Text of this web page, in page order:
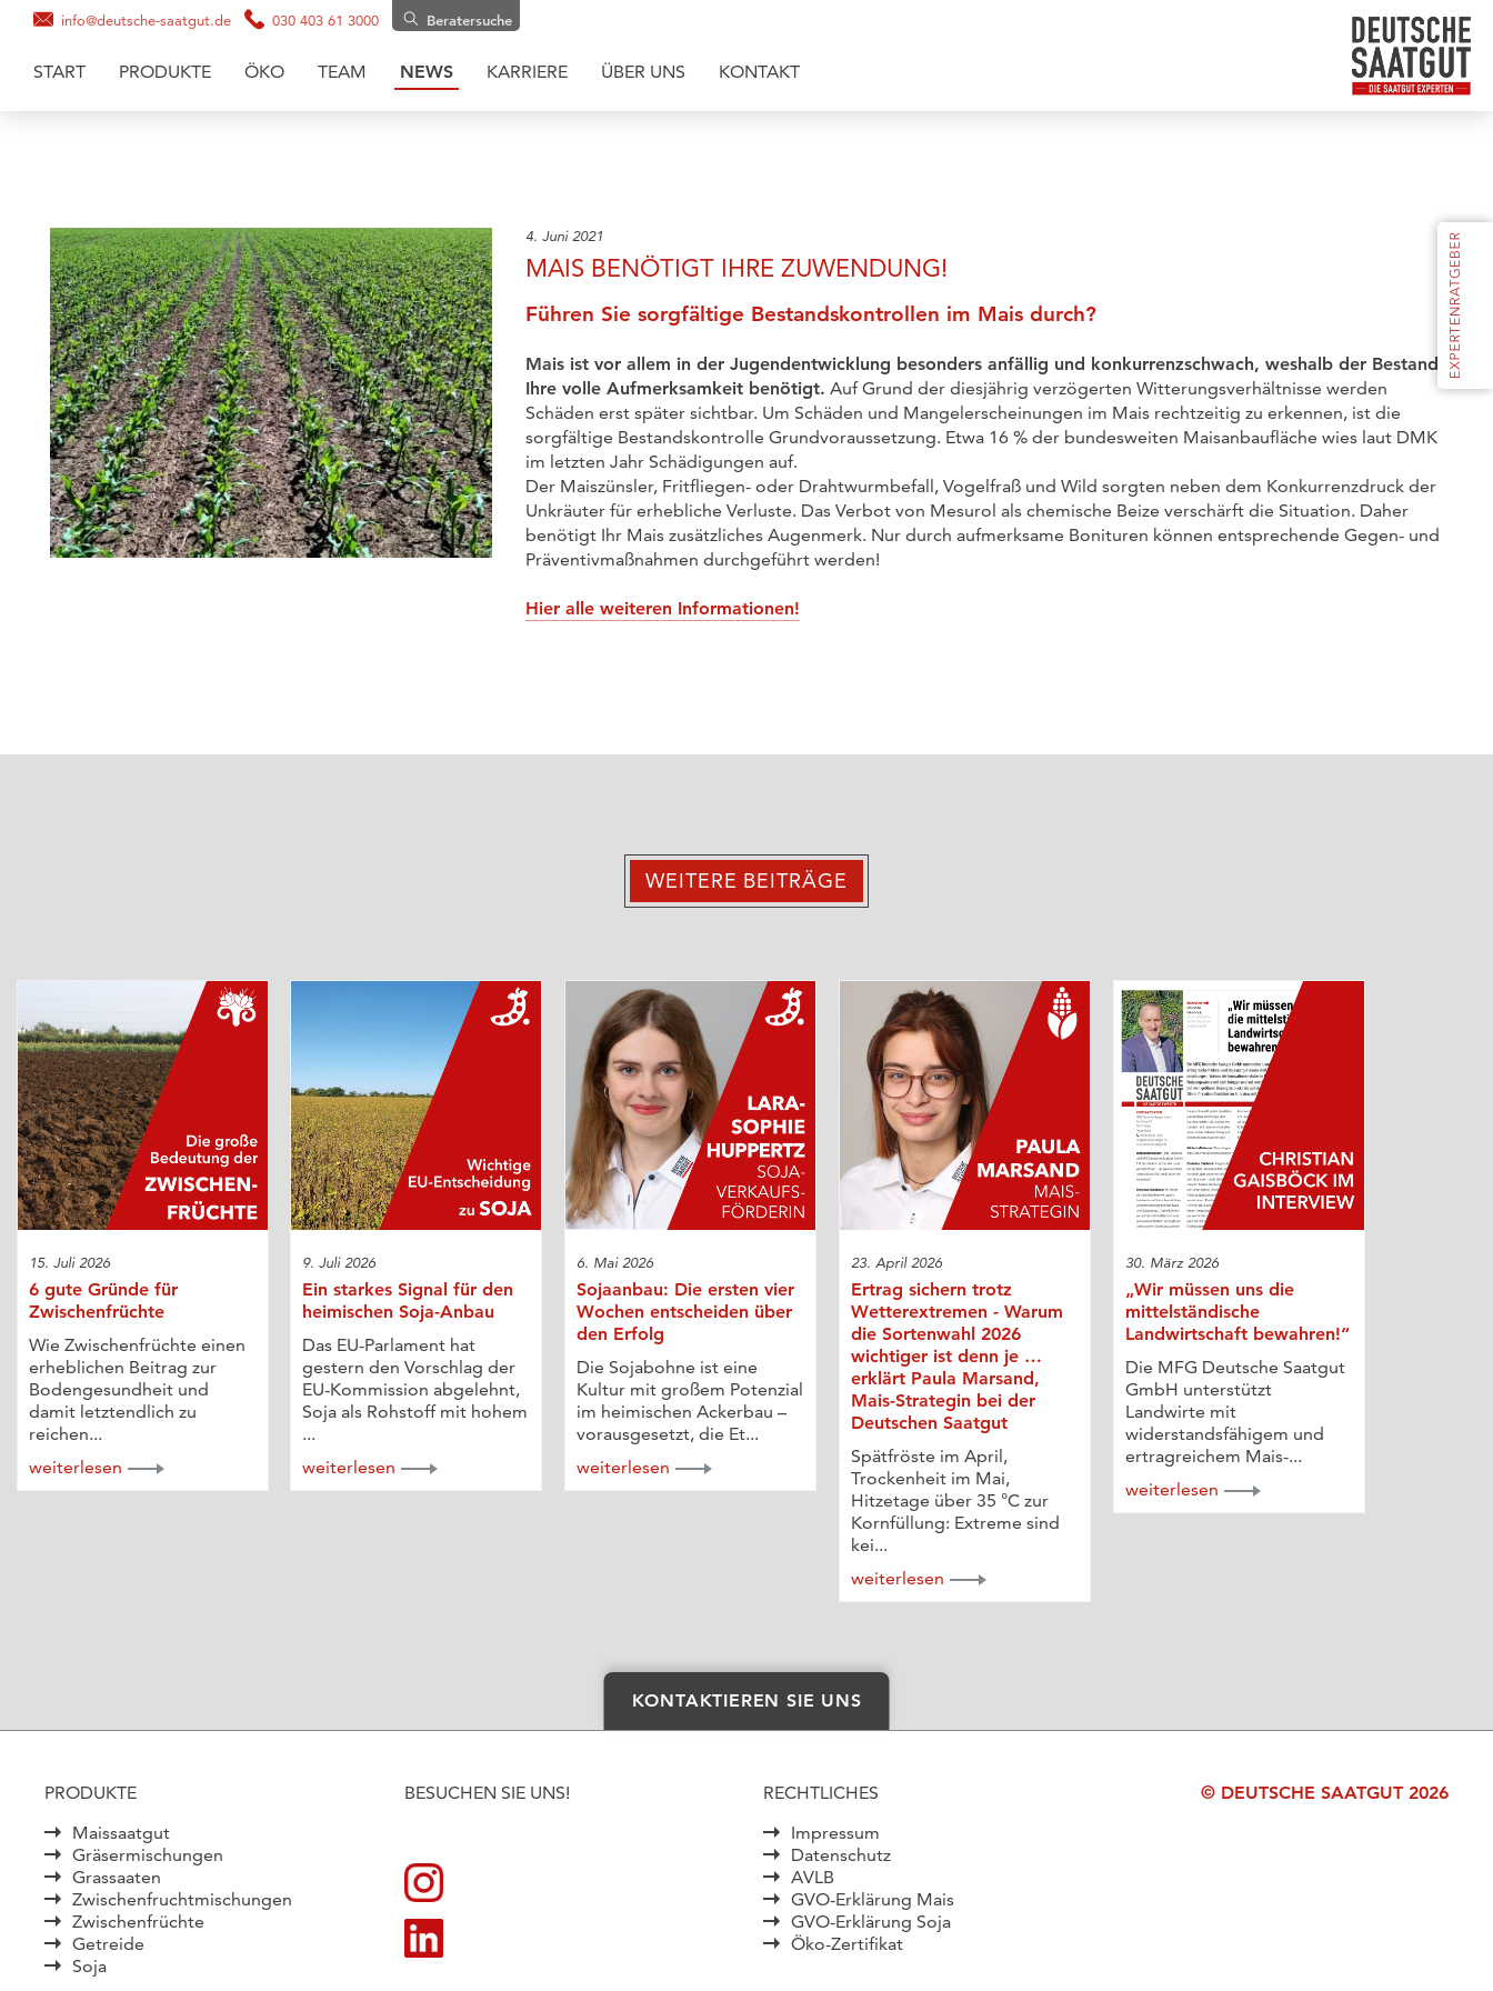
info@deutsche-saatgut.de 030 403 61 3000 Beratersuche
START PRODUKTE
Zwischenfrüchte
Getreide
Gräsermischungen
Grassaaten
Sonnenblumen
ÖKO TEAM NEWS KARRIERE ÜBER UNS KONTAKT
4. Juni 2021
MAIS BENÖTIGT IHRE ZUWENDUNG!
Führen Sie sorgfältige Bestandskontrollen im Mais durch?
Mais ist vor allem in der Jugendentwicklung besonders anfällig und konkurrenzschwach, weshalb der Bestand
Ihre volle Aufmerksamkeit benötigt. Auf Grund der diesjährig verzögerten Witterungsverhältnisse werden
Schäden erst später sichtbar. Um Schäden und Mangelerscheinungen im Mais rechtzeitig zu erkennen, ist die
sorgfältige Bestandskontrolle Grundvoraussetzung. Etwa 16 % der bundesweiten Maisanbaufläche wies laut DMK
im letzten Jahr Schädigungen auf.
Der Maiszünsler, Fritfliegen- oder Drahtwurmbefall, Vogelfraß und Wild sorgten neben dem Konkurrenzdruck der
Unkräuter für erhebliche Verluste. Das Verbot von Mesurol als chemische Beize verschärft die Situation. Daher
benötigt Ihr Mais zusätzliches Augenmerk. Nur durch aufmerksame Bonituren können entsprechende Gegen- und
Präventivmaßnahmen durchgeführt werden!
Hier alle weiteren Informationen!
WEITERE BEITRÄGE
15. Juli 2026
6 gute Gründe für
Zwischenfrüchte
Wie Zwischenfrüchte einen
erheblichen Beitrag zur
Bodengesundheit und
damit letztendlich zu
reichen...
weiterlesen
9. Juli 2026
Ein starkes Signal für den
heimischen Soja-Anbau
Das EU-Parlament hat
gestern den Vorschlag der
EU-Kommission abgelehnt,
Soja als Rohstoff mit hohem
...
weiterlesen
6. Mai 2026
Sojaanbau: Die ersten vier
Wochen entscheiden über
den Erfolg
Die Sojabohne ist eine
Kultur mit großem Potenzial
im heimischen Ackerbau –
vorausgesetzt, die Et...
weiterlesen
23. April 2026
Ertrag sichern trotz
Wetterextremen - Warum
die Sortenwahl 2026
wichtiger ist denn je …
erklärt Paula Marsand,
Mais-Strategin bei der
Deutschen Saatgut
Spätfröste im April,
Trockenheit im Mai,
Hitzetage über 35 °C zur
Kornfüllung: Extreme sind
kei...
weiterlesen
30. März 2026
„Wir müssen uns die
mittelständische
Landwirtschaft bewahren!“
Die MFG Deutsche Saatgut
GmbH unterstützt
Landwirte mit
widerstandsfähigem und
ertragreichem Mais-...
weiterlesen
KONTAKTIEREN SIE UNS
PRODUKTE
Maissaatgut
Gräsermischungen
Grassaaten
Zwischenfruchtmischungen
Zwischenfrüchte
Getreide
Soja
BESUCHEN SIE UNS!
RECHTLICHES
Impressum
Datenschutz
AVLB
GVO-Erklärung Mais
GVO-Erklärung Soja
Öko-Zertifikat
© DEUTSCHE SAATGUT 2026